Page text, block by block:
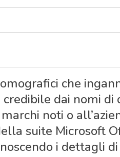
che
credibile dai nomi
noti o
suite Microsoft
i dettagli